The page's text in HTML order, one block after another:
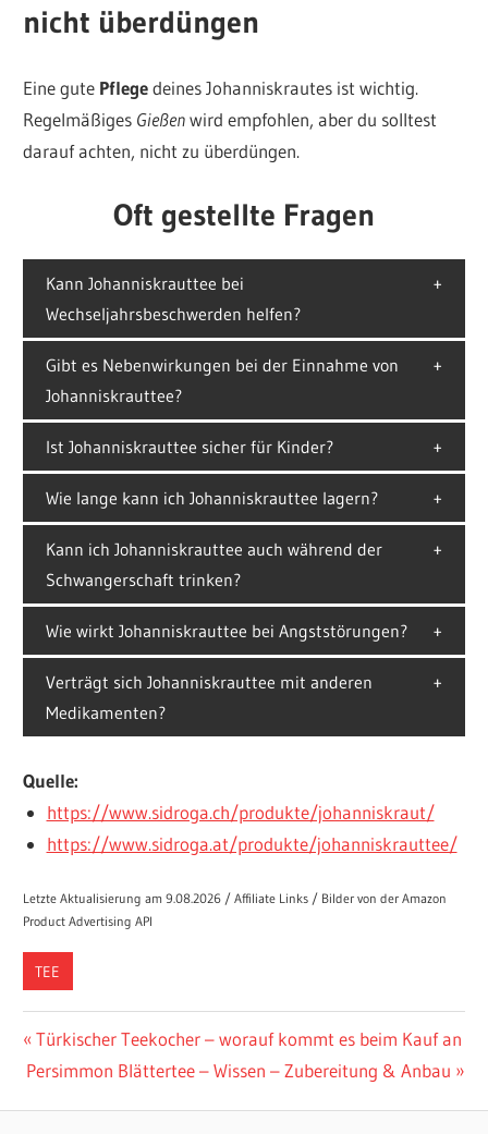
nicht überdüngen
Eine gute Pflegedeines Johanniskrautes ist wichtig.
Regelmäßiges Gießenwird empfohlen, aber du solltest
darauf achten, nicht zu überdüngen.
Oft gestellte Fragen
Kann Johanniskrauttee bei
Wechseljahrsbeschwerden helfen?
Gibt es Nebenwirkungen bei der Einnahme von
Johanniskrauttee?
Ist Johanniskrauttee sicher für Kinder?
Wie lange kann ich Johanniskrauttee lagern?
Kann ich Johanniskrauttee auch während der
Schwangerschaft trinken?
Wie wirkt Johanniskrauttee bei Angststörungen?
Verträgt sich Johanniskrauttee mit anderen
Medikamenten?
Quelle:
https://www.sidroga.ch/produkte/johanniskraut/
https://www.sidroga.at/produkte/johanniskrauttee/
Letzte Aktualisierung am 9.08.2026 / Affiliate Links / Bilder von der Amazon
Product Advertising API
TEE
Beitragsnavigation
Vorheriger
Beitrag:
Türkischer Teekocher – worauf kommt es beim Kauf an
Nächster
Persimmon Blättertee – Wissen – Zubereitung & Anbau